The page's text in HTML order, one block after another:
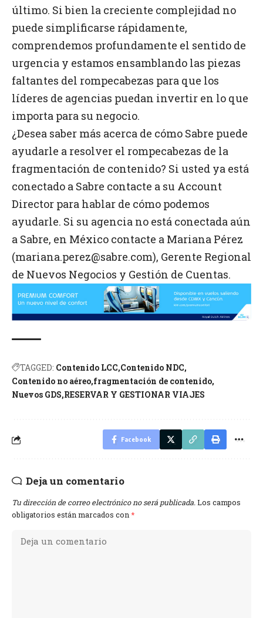
último. Si bien la creciente complejidad no
puede simplificarse rápidamente,
comprendemos profundamente el sentido de
urgencia y estamos ensamblando las piezas
faltantes del rompecabezas para que los
líderes de agencias puedan invertir en lo que
importa para su negocio.
¿Desea saber más acerca de cómo Sabre puede
ayudarle a resolver el rompecabezas de la
fragmentación de contenido? Si usted ya está
conectado a Sabre contacte a su Account
Director para hablar de cómo podemos
ayudarle. Si su agencia no está conectada aún
a Sabre, en México contacte a Mariana Pérez
(mariana.perez@sabre.com), Gerente Regional
de Nuevos Negocios y Gestión de Cuentas.
TAGGED: Contenido LCC Contenido NDC
Contenido no aéreo fragmentación de contenido
Nuevos GDS RESERVAR Y GESTIONAR VIAJES
Facebook
Deja un comentario
Tu dirección de correo electrónico no será publicada.Los campos
obligatorios están marcados con *